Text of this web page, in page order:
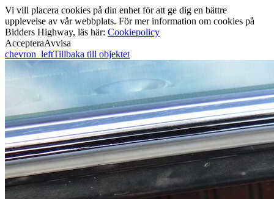
Vi vill placera cookies på din enhet för att ge dig en bättre
upplevelse av vår webbplats. För mer information om cookies på
Bidders Highway, läs här: Cookiepolicy
AccepteraAvvisa
chevron_leftTillbaka till objektet